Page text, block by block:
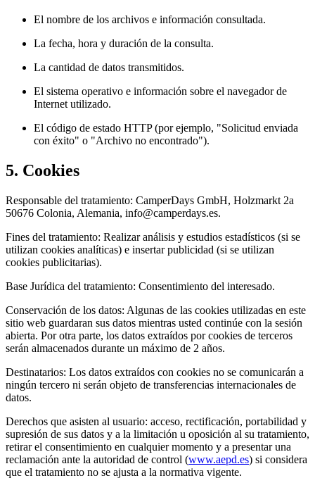
El nombre de los archivos e información consultada.
La fecha, hora y duración de la consulta.
La cantidad de datos transmitidos.
El sistema operativo e información sobre el navegador de
Internet utilizado.
El código de estado HTTP (por ejemplo, "Solicitud enviada
con éxito" o "Archivo no encontrado").
5. Cookies
Responsable del tratamiento: CamperDays GmbH, Holzmarkt 2a
50676 Colonia, Alemania, info@camperdays.es.
Fines del tratamiento: Realizar análisis y estudios estadísticos (si se
utilizan cookies analíticas) e insertar publicidad (si se utilizan
cookies publicitarias).
Base Jurídica del tratamiento: Consentimiento del interesado.
Conservación de los datos: Algunas de las cookies utilizadas en este
sitio web guardaran sus datos mientras usted continúe con la sesión
abierta. Por otra parte, los datos extraídos por cookies de terceros
serán almacenados durante un máximo de 2 años.
Destinatarios: Los datos extraídos con cookies no se comunicarán a
ningún tercero ni serán objeto de transferencias internacionales de
datos.
Derechos que asisten al usuario: acceso, rectificación, portabilidad y
supresión de sus datos y a la limitación u oposición al su tratamiento,
retirar el consentimiento en cualquier momento y a presentar una
reclamación ante la autoridad de control (www.aepd.es) si considera
que el tratamiento no se ajusta a la normativa vigente.